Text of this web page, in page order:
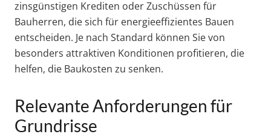
zinsgünstigen Krediten oder Zuschüssen für
Bauherren, die sich für energieeffizientes Bauen
entscheiden. Je nach Standard können Sie von
besonders attraktiven Konditionen profitieren, die
helfen, die Baukosten zu senken.
Relevante Anforderungen für
Grundrisse